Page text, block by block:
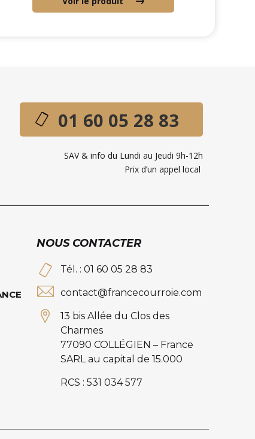
01 60 05 28 83
SAV & info du Lundi au Jeudi 9h-12h
Prix d’un appel local
NOUS CONTACTER
Tél. : 01 60 05 28 83
contact@francecourroie.com
13 bis Allée du Clos des
Charmes
77090 COLLÉGIEN – France
SARL au capital de 15.000
RCS : 531 034 577